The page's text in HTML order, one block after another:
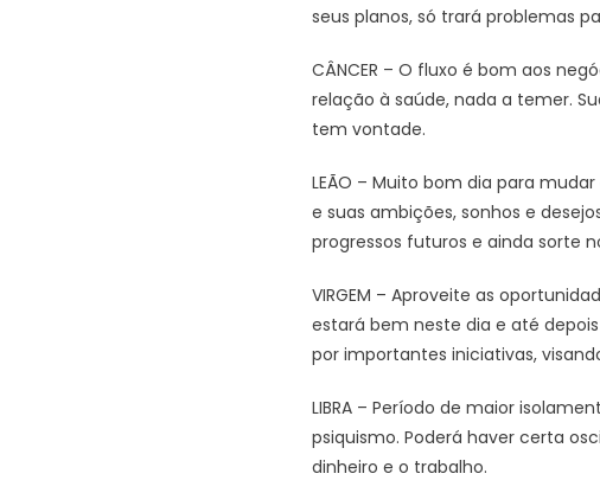
seus planos, só trará problemas
CÂNCER – O fluxo é bom aos
relação à saúde, nada a temer.
tem vontade.
LEÃO – Muito bom dia para
e suas ambições, sonhos e
progressos futuros e ainda sorte
VIRGEM – Aproveite as
estará bem neste dia e até
por importantes iniciativas,
LIBRA – Período de maior
psiquismo. Poderá haver certa
dinheiro e o trabalho.